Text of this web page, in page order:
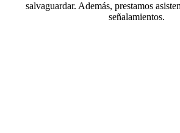
salvaguardar. Además, prestamos
señalamientos.